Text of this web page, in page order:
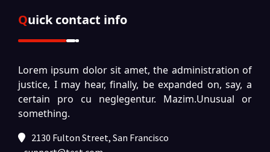
Quick contact info
Lorem ipsum dolor sit amet, the administration of
justice, I may hear, finally, be expanded on, say, a
certain pro cu neglegentur. Mazim.Unusual or
something.
2130 Fulton Street, San Francisco